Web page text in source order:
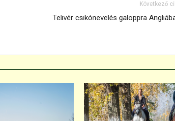
Következő
Telivér csikónevelés galoppra